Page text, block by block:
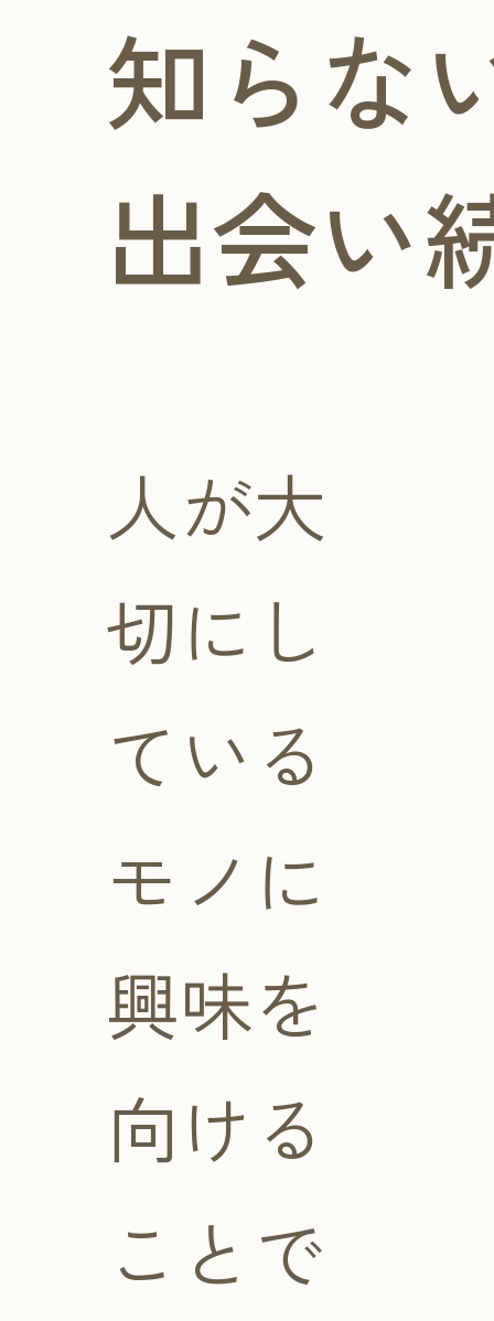
知らな
出会い
人が大
切にし
ている
モノに
興味を
向ける
ことで